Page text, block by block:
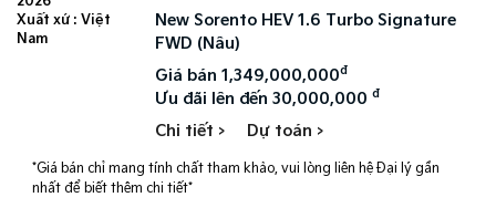
Xuất xứ : Việt
Nam
New Sorento HEV 1.6 Turbo Signature
FWD (Nâu)
Giá bán 1,349,000,000đ
Ưu đãi lên đến 30,000,000đ
Chi tiết > Dự toán >
*Giá bán chỉ mang tính chất tham khảo, vui lòng liên hệ Đại lý gần
nhất để biết thêm chi tiết*